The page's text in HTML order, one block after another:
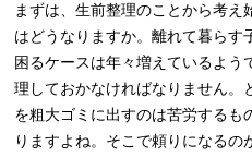
まずは、生前整理のことから考え
はどうなりますか。離れて暮らす
困るケースは年々増えているよう
理しておかなければなりません。
を粗大ゴミに出すのは苦労するも
りますよね。そこで頼りになる